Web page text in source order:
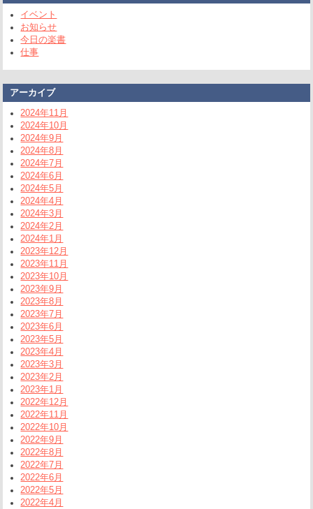
イベント
お知らせ
今日の楽書
仕事
アーカイブ
2024年11月
2024年10月
2024年9月
2024年8月
2024年7月
2024年6月
2024年5月
2024年4月
2024年3月
2024年2月
2024年1月
2023年12月
2023年11月
2023年10月
2023年9月
2023年8月
2023年7月
2023年6月
2023年5月
2023年4月
2023年3月
2023年2月
2023年1月
2022年12月
2022年11月
2022年10月
2022年9月
2022年8月
2022年7月
2022年6月
2022年5月
2022年4月